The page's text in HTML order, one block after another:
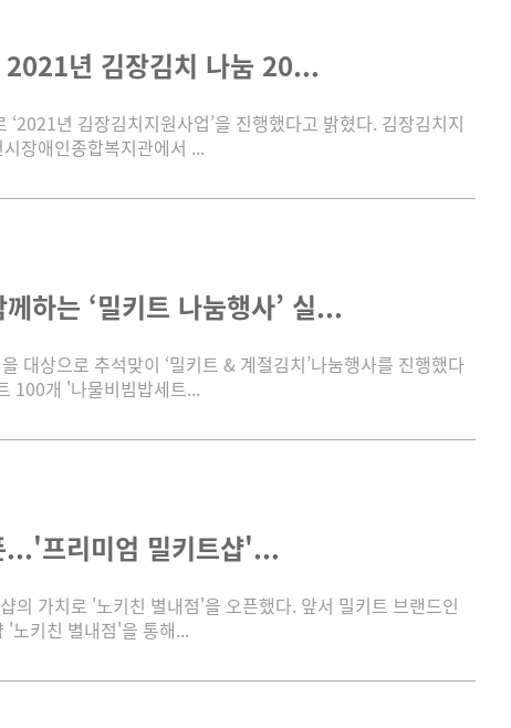
2021년 김장김치 나눔 20...
년 김장김치지원사업’을 진행했다고 밝혔다. 김장김치지
장애인종합복지관에서 ...
하는 ‘밀키트 나눔행사’ 실...
대상으로 추석맞이 ‘밀키트 & 계절김치’나눔행사를 진행했다
100개 '나물비빔밥세트...
...'프리미엄 밀키트샵'...
의 가치로 '노키친 별내점'을 오픈했다. 앞서 밀키트 브랜드인
'노키친 별내점'을 통해...